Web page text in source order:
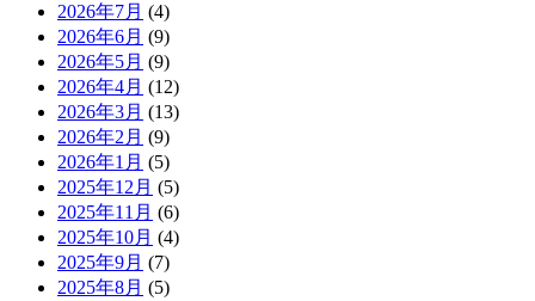
2026年7月 (4)
2026年6月 (9)
2026年5月 (9)
2026年4月 (12)
2026年3月 (13)
2026年2月 (9)
2026年1月 (5)
2025年12月 (5)
2025年11月 (6)
2025年10月 (4)
2025年9月 (7)
2025年8月 (5)